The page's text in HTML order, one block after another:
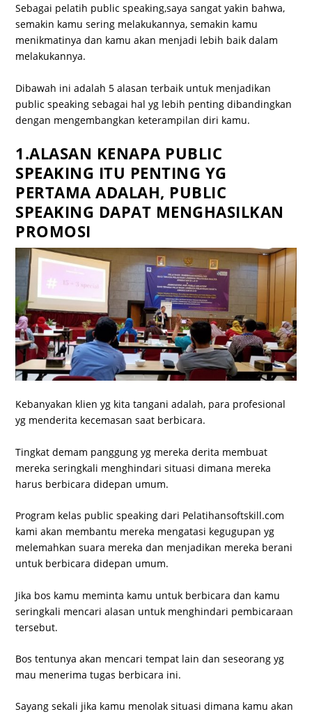
Sebagai pelatih public speaking,saya sangat yakin bahwa,
semakin kamu sering melakukannya, semakin kamu
menikmatinya dan kamu akan menjadi lebih baik dalam
melakukannya.
Dibawah ini adalah 5 alasan terbaik untuk menjadikan
public speaking sebagai hal yg lebih penting dibandingkan
dengan mengembangkan keterampilan diri kamu.
1.ALASAN KENAPA PUBLIC
SPEAKING ITU PENTING YG
PERTAMA ADALAH, PUBLIC
SPEAKING DAPAT MENGHASILKAN
PROMOSI
Kebanyakan klien yg kita tangani adalah, para profesional
yg menderita kecemasan saat berbicara.
Tingkat demam panggung yg mereka derita membuat
mereka seringkali menghindari situasi dimana mereka
harus berbicara didepan umum.
Program kelas public speaking dari Pelatihansoftskill.com
kami akan membantu mereka mengatasi kegugupan yg
melemahkan suara mereka dan menjadikan mereka berani
untuk berbicara didepan umum.
Jika bos kamu meminta kamu untuk berbicara dan kamu
seringkali mencari alasan untuk menghindari pembicaraan
tersebut.
Bos tentunya akan mencari tempat lain dan seseorang yg
mau menerima tugas berbicara ini.
Sayang sekali jika kamu menolak situasi dimana kamu akan